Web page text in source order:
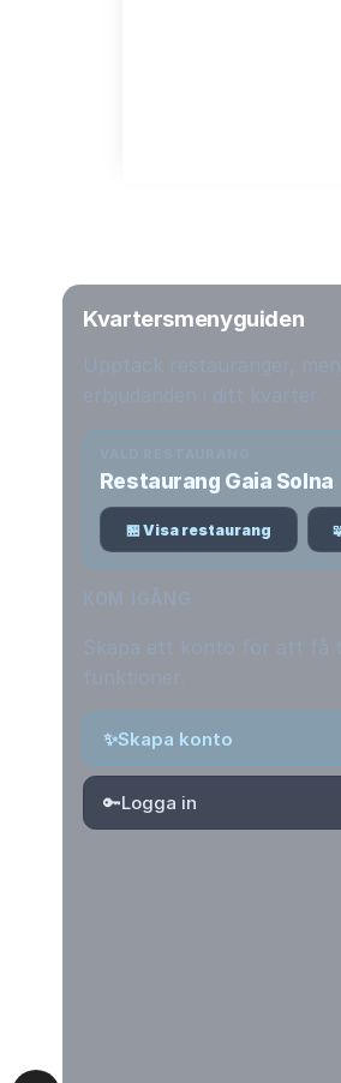
Kvartersmenyguiden
Restaurang Gaia Solna
🏪 Visa restaurang
✨Skapa konto
🔑Logga in